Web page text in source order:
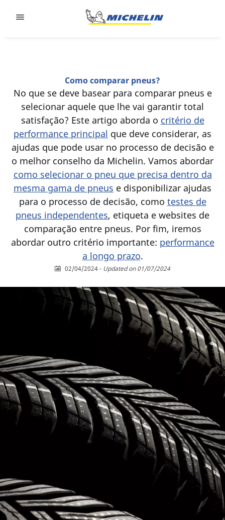
Como comparar pneus?
No que se deve basear para comparar pneus e
selecionar aquele que lhe vai garantir total
satisfação? Este artigo aborda o critério de
performance principal que deve considerar, as
ajudas que pode usar no processo de decisão e
o melhor conselho da Michelin. Vamos abordar
como selecionar o pneu que precisa dentro da
mesma gama de pneus e disponibilizar ajudas
para o processo de decisão, como testes de
pneus independentes, etiqueta e websites de
comparação entre pneus. Por fim, iremos
abordar outro critério importante: performance
a longo prazo.
02/04/2024- Updated on 01/07/2024